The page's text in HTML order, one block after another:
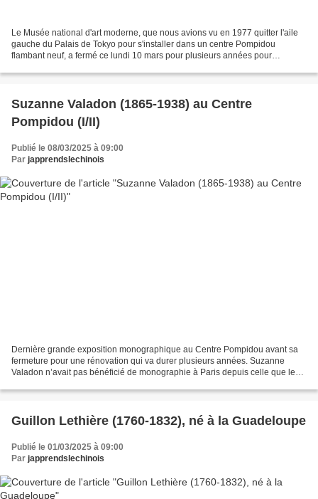
Le Musée national d'art moderne, que nous avions vu en 1977 quitter l'aile
gauche du Palais de Tokyo pour s'installer dans un centre Pompidou
flambant neuf, a fermé ce lundi 10 mars pour plusieurs années pour
Suzanne Valadon (1865-1938) au Centre
Pompidou (I/II)
Publié le 08/03/2025 à 09:00
Par japprendslechinois
Dernière grande exposition monographique au Centre Pompidou avant sa
fermeture pour une rénovation qui va durer plusieurs années. Suzanne
Valadon n’avait pas bénéficié de monographie à Paris depuis celle que le
Guillon Lethière (1760-1832), né à la Guadeloupe
Publié le 01/03/2025 à 09:00
Par japprendslechinois